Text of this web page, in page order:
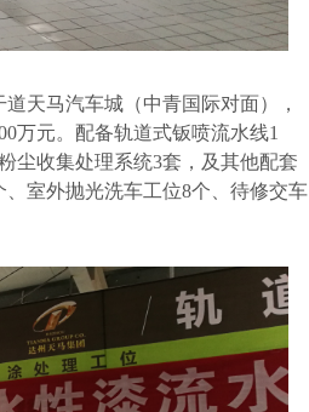
天马汽车城（中青国际对面），
万元。配备轨道式钣喷流水线1
尘收集处理系统3套，及其他配套
、室外抛光洗车工位8个、待修交车